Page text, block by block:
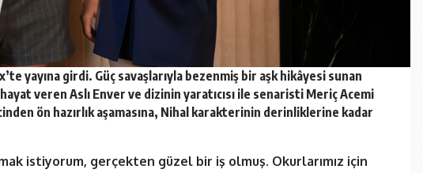
yayına girdi. Güç savaşlarıyla bezenmiş bir aşk hikâyesi sunan
veren Aslı Enver ve dizinin yaratıcısı ile senaristi Meriç Acemi
ön hazırlık aşamasına, Nihal karakterinin derinliklerine kadar
istiyorum, gerçekten güzel bir iş olmuş. Okurlarımız için